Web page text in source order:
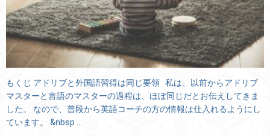
もくじ アドリブと外国語習得は同じ要領 私は、以前からアドリブ
マスターと言語のマスターの過程は、ほぼ同じだとお伝えしてきま
した。 なので、普段から英語コーチの方の情報は仕入れるようにし
ています。 &nbsp …